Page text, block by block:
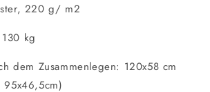
220 g/ m2
kg
dem Zusammenlegen: 120x58 cm
95x46,5cm)